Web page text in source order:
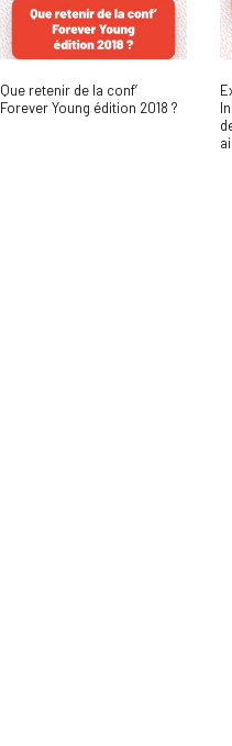
Que retenir de la conf’
Forever Young édition 2018 ?